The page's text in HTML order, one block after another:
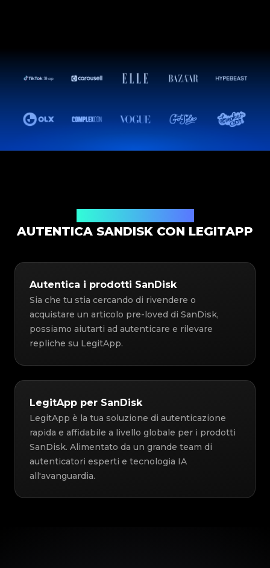
AUTENTICA SANDISK CON LEGITAPP
Autentica i prodotti SanDisk
Sia che tu stia cercando di rivendere o
acquistare un articolo pre-loved di SanDisk,
possiamo aiutarti ad autenticare e rilevare
repliche su LegitApp.
LegitApp per SanDisk
LegitApp è la tua soluzione di autenticazione
rapida e affidabile a livello globale per i prodotti
SanDisk. Alimentato da un grande team di
autenticatori esperti e tecnologia IA
all'avanguardia.